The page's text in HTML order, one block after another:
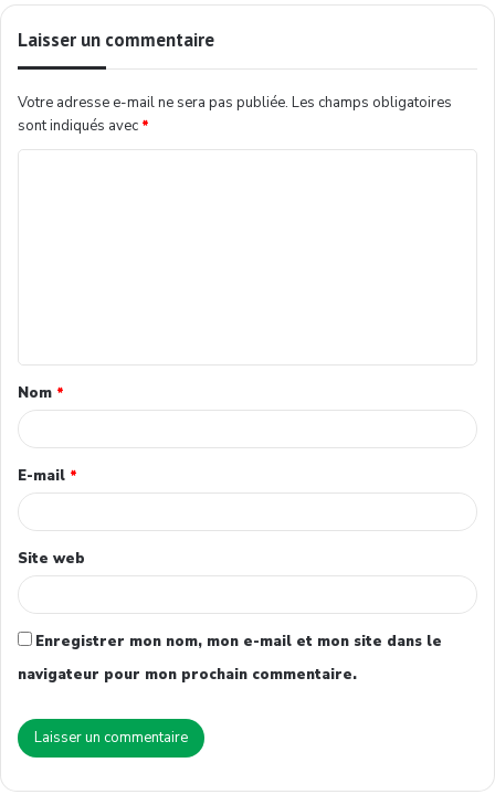
Laisser un commentaire
Votre adresse e-mail ne sera pas publiée. Les champs obligatoires
sont indiqués avec *
Nom *
E-mail *
Site web
Enregistrer mon nom, mon e-mail et mon site dans le
navigateur pour mon prochain commentaire.